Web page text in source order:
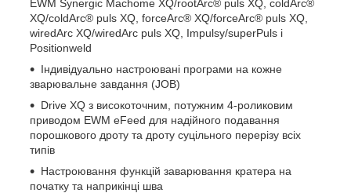
EWM Synergic Machome XQ/rootArc® puls XQ, coldArc®
XQ/coldArc® puls XQ, forceArc® XQ/forceArc® puls XQ,
wiredArc XQ/wiredArc puls XQ, Impulsy/superPuls і
Positionweld
Індивідуально настроювані програми на кожне
зварювальне завдання (JOB)
Drive XQ з високоточним, потужним 4-роликовим
приводом EWM eFeed для надійного подавання
порошкового дроту та дроту суцільного перерізу всіх
типів
Настроювання функцій заварювання кратера на
початку та наприкінці шва